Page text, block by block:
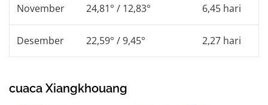
November 24,81° / 12,83° 6,45 hari
Desember 22,59° / 9,45° 2,27 hari
cuaca Xiangkhouang